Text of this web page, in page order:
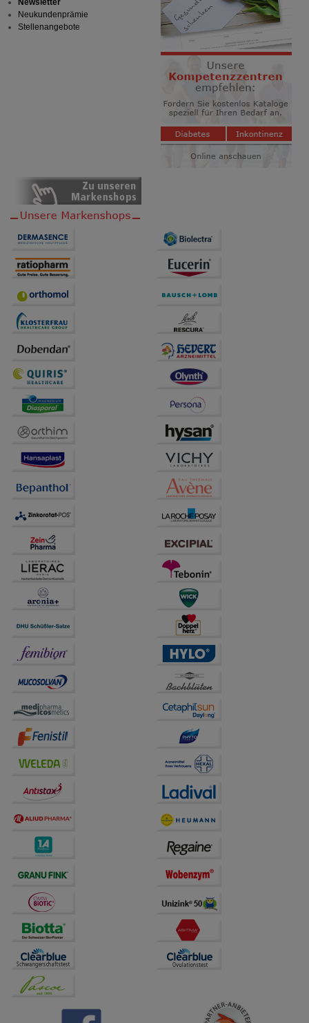
Statistik & Tracking:
Hierüber lassen sich
Informationen über die Art und Weise der Nutzung
unserer Website sammeln, mit deren Hilfe wir unsere
Website weiter für Sie optimieren können, den Inhalt
auf unserer Website aber auch die Werbung auf
Drittseiten möglichst relevant für Sie zu gestalten.
Bitte beachten Sie, dass Daten hierfür teilweise an
Dritte wie z.B. Google oder soziale Medien
Newsletter
Neukundenprämie
Stellenangebote